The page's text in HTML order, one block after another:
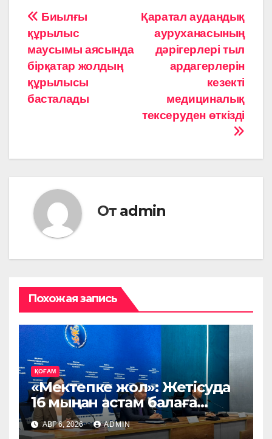
Навигация
по
записям
Қаратал аудандық
ауруханасының
дәрігерлері тыл
ардагерлерін
кезекті
медициналық
тексеруден өткізді
Биылғы
құрылыс
маусымы аясында
бірқатар жолдың
құрылысы
басталады
От admin
Похожая запись
ҚОҒАМ
«Мектепке жол»: Жетісуда
16 мыңнан астам балаға
көмек көрсетіледі
АВГ 6, 2026 ADMIN